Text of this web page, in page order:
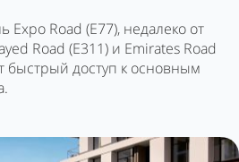
Road (E77), недалеко от
Road (E311) и Emirates Road
быстрый доступ к основным